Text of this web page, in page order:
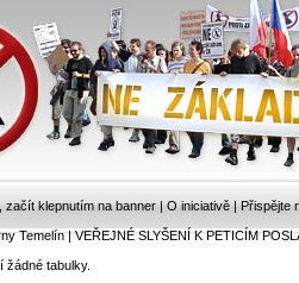
začít klepnutím na banner | O iniciativě | Přispějte
Temelín|VEŘEJNÉ SLYŠENÍ K PETICÍM
žádné tabulky.